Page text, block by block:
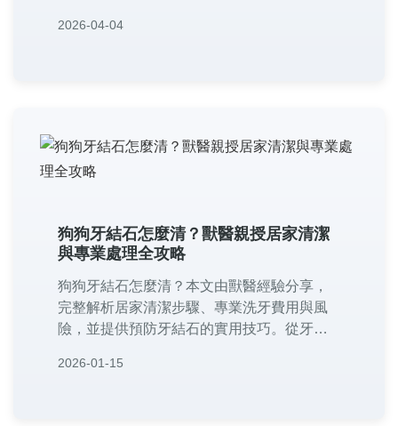
病情，適合有腎結石困擾的讀者參考。
2026-04-04
狗狗牙結石怎麼清？獸醫親授居家清潔
與專業處理全攻略
狗狗牙結石怎麼清？本文由獸醫經驗分享，
完整解析居家清潔步驟、專業洗牙費用與風
險，並提供預防牙結石的實用技巧。從牙刷
狗狗遠離口腔疾病。
2026-01-15